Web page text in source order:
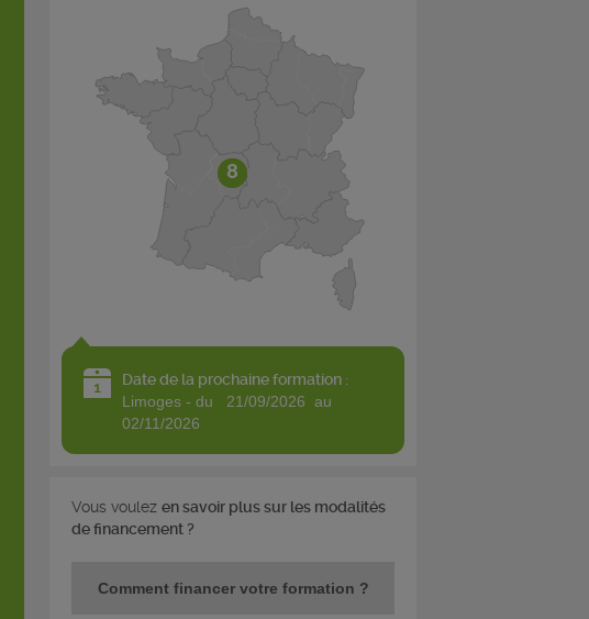
8
Date de la prochaine formation :
limoges - du 21/09/2026 au
02/11/2026
Vous voulezen savoir plus sur les modalités
de financement ?
Comment financer votre formation ?